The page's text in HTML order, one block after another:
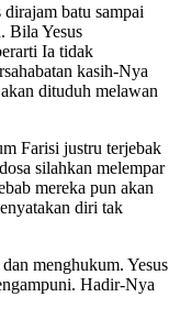
batu sampai
Bila Yesus
Ia tidak
kasih-Nya
dituduh melawan
Farisi justru terjebak
silahkan melempar
mereka pun akan
diri tak
menghukum. Yesus
Hadir-Nya